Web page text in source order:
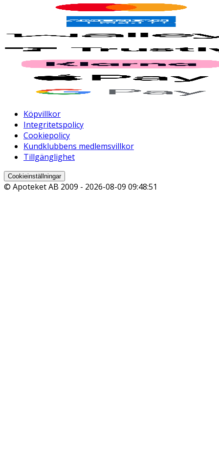
Köpvillkor
Integritetspolicy
Cookiepolicy
Kundklubbens medlemsvillkor
Tillgänglighet
Cookieinställningar
© Apoteket AB 2009 - 2026-08-09 09:48:51